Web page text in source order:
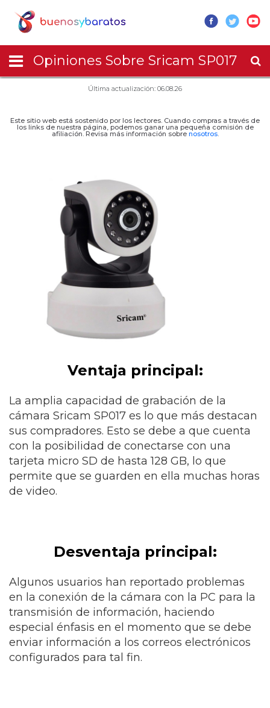
Opiniones Sobre Sricam SP017
Última actualización: 06.08.26
Este sitio web está sostenido por los lectores. Cuando compras a través de
los links de nuestra página, podemos ganar una pequeña comisión de
afiliación. Revisa más información sobre nosotros.
Ventaja principal:
La amplia capacidad de grabación de la
cámara Sricam SP017 es lo que más destacan
sus compradores. Esto se debe a que cuenta
con la posibilidad de conectarse con una
tarjeta micro SD de hasta 128 GB, lo que
permite que se guarden en ella muchas horas
de video.
Desventaja principal:
Algunos usuarios han reportado problemas
en la conexión de la cámara con la PC para la
transmisión de información, haciendo
especial énfasis en el momento que se debe
enviar información a los correos electrónicos
configurados para tal fin.